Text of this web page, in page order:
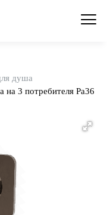
душа
на 3 потребителя Pa36